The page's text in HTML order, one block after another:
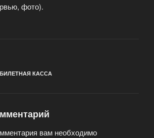
фото).
БИЛЕТНАЯ КАССА
вам необходимо